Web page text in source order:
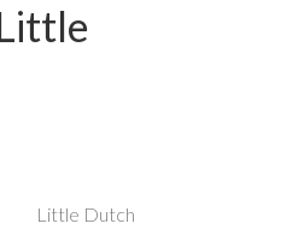
Little Dutch